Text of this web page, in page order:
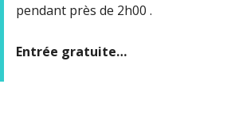
pendant près de 2h00 .
Entrée gratuite…